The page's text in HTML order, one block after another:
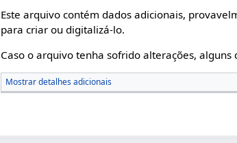
Este arquivo contém dados adicionais,
para criar ou digitalizá-lo.
Caso o arquivo tenha sofrido alterações,
Mostrar detalhes adicionais